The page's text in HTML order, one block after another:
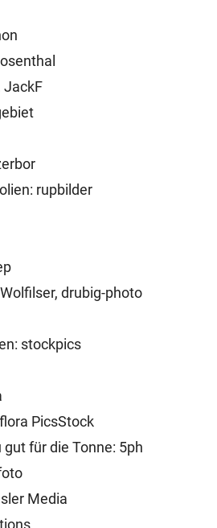
JackF
rupbilder
drubig-photo
stockpics
PicsStock
für die Tonne: 5ph
Media